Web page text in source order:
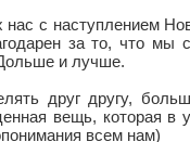
с наступлением
за то, что мы
и лучше.
друг другу,
вещь, которая в
всем нам)